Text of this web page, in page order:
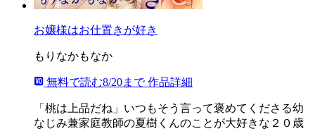
お嬢様はお仕置きが好き
もりなかもなか
無料で読む8/20まで 作品詳細
「桃は上品だね」いつもそう言って褒めてくださる幼
なじみ兼家庭教師の夏樹くんのことが大好きな２０歳